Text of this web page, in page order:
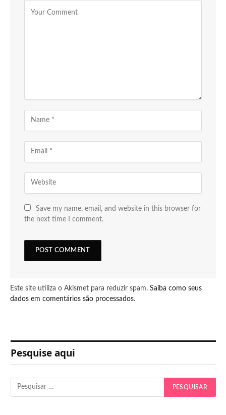
Save my name, email, and website in this browser for
the next time I comment.
Este site utiliza o Akismet para reduzir spam. Saiba como seus
dados em comentários são processados.
Pesquise aqui